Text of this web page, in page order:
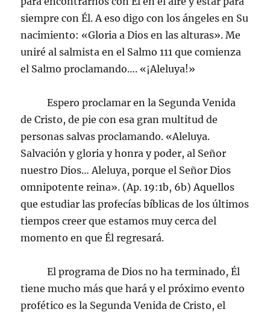
siempre con Él. A eso digo con los ángeles en Su
nacimiento: «Gloria a Dios en las alturas». Me
uniré al salmista en el Salmo 111 que comienza
el Salmo proclamando…. «¡Aleluya!»
Espero proclamar en la Segunda Venida
de Cristo, de pie con esa gran multitud de
personas salvas proclamando. «Aleluya.
Salvación y gloria y honra y poder, al Señor
nuestro Dios… Aleluya, porque el Señor Dios
omnipotente reina». (Ap. 19:1b, 6b) Aquellos
que estudiar las profecías bíblicas de los últimos
tiempos creer que estamos muy cerca del
momento en que Él regresará.
El programa de Dios no ha terminado, Él
tiene mucho más que hará y el próximo evento
profético es la Segunda Venida de Cristo, el